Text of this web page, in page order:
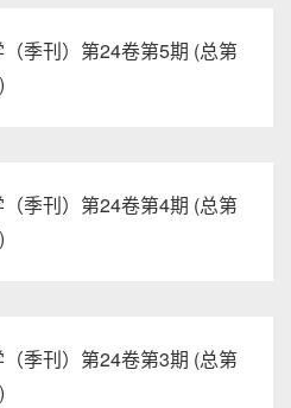
季刊）第24卷第5期 (总第
季刊）第24卷第4期 (总第
季刊）第24卷第3期 (总第